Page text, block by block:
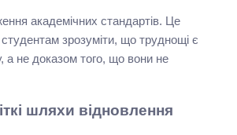
академічних стандартів. Це
зрозуміти, що труднощі є
а не доказом того, що вони не
шляхи відновлення